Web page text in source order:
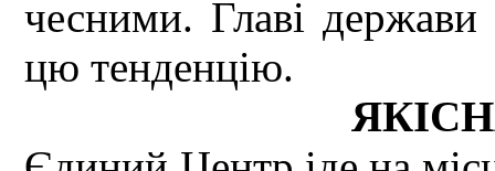
чесними. Главі держави
цю тенденцію.